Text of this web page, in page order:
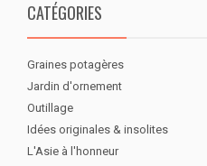
CATÉGORIES
Graines potagères
Jardin d'ornement
Outillage
Idées originales & insolites
L'Asie à l'honneur